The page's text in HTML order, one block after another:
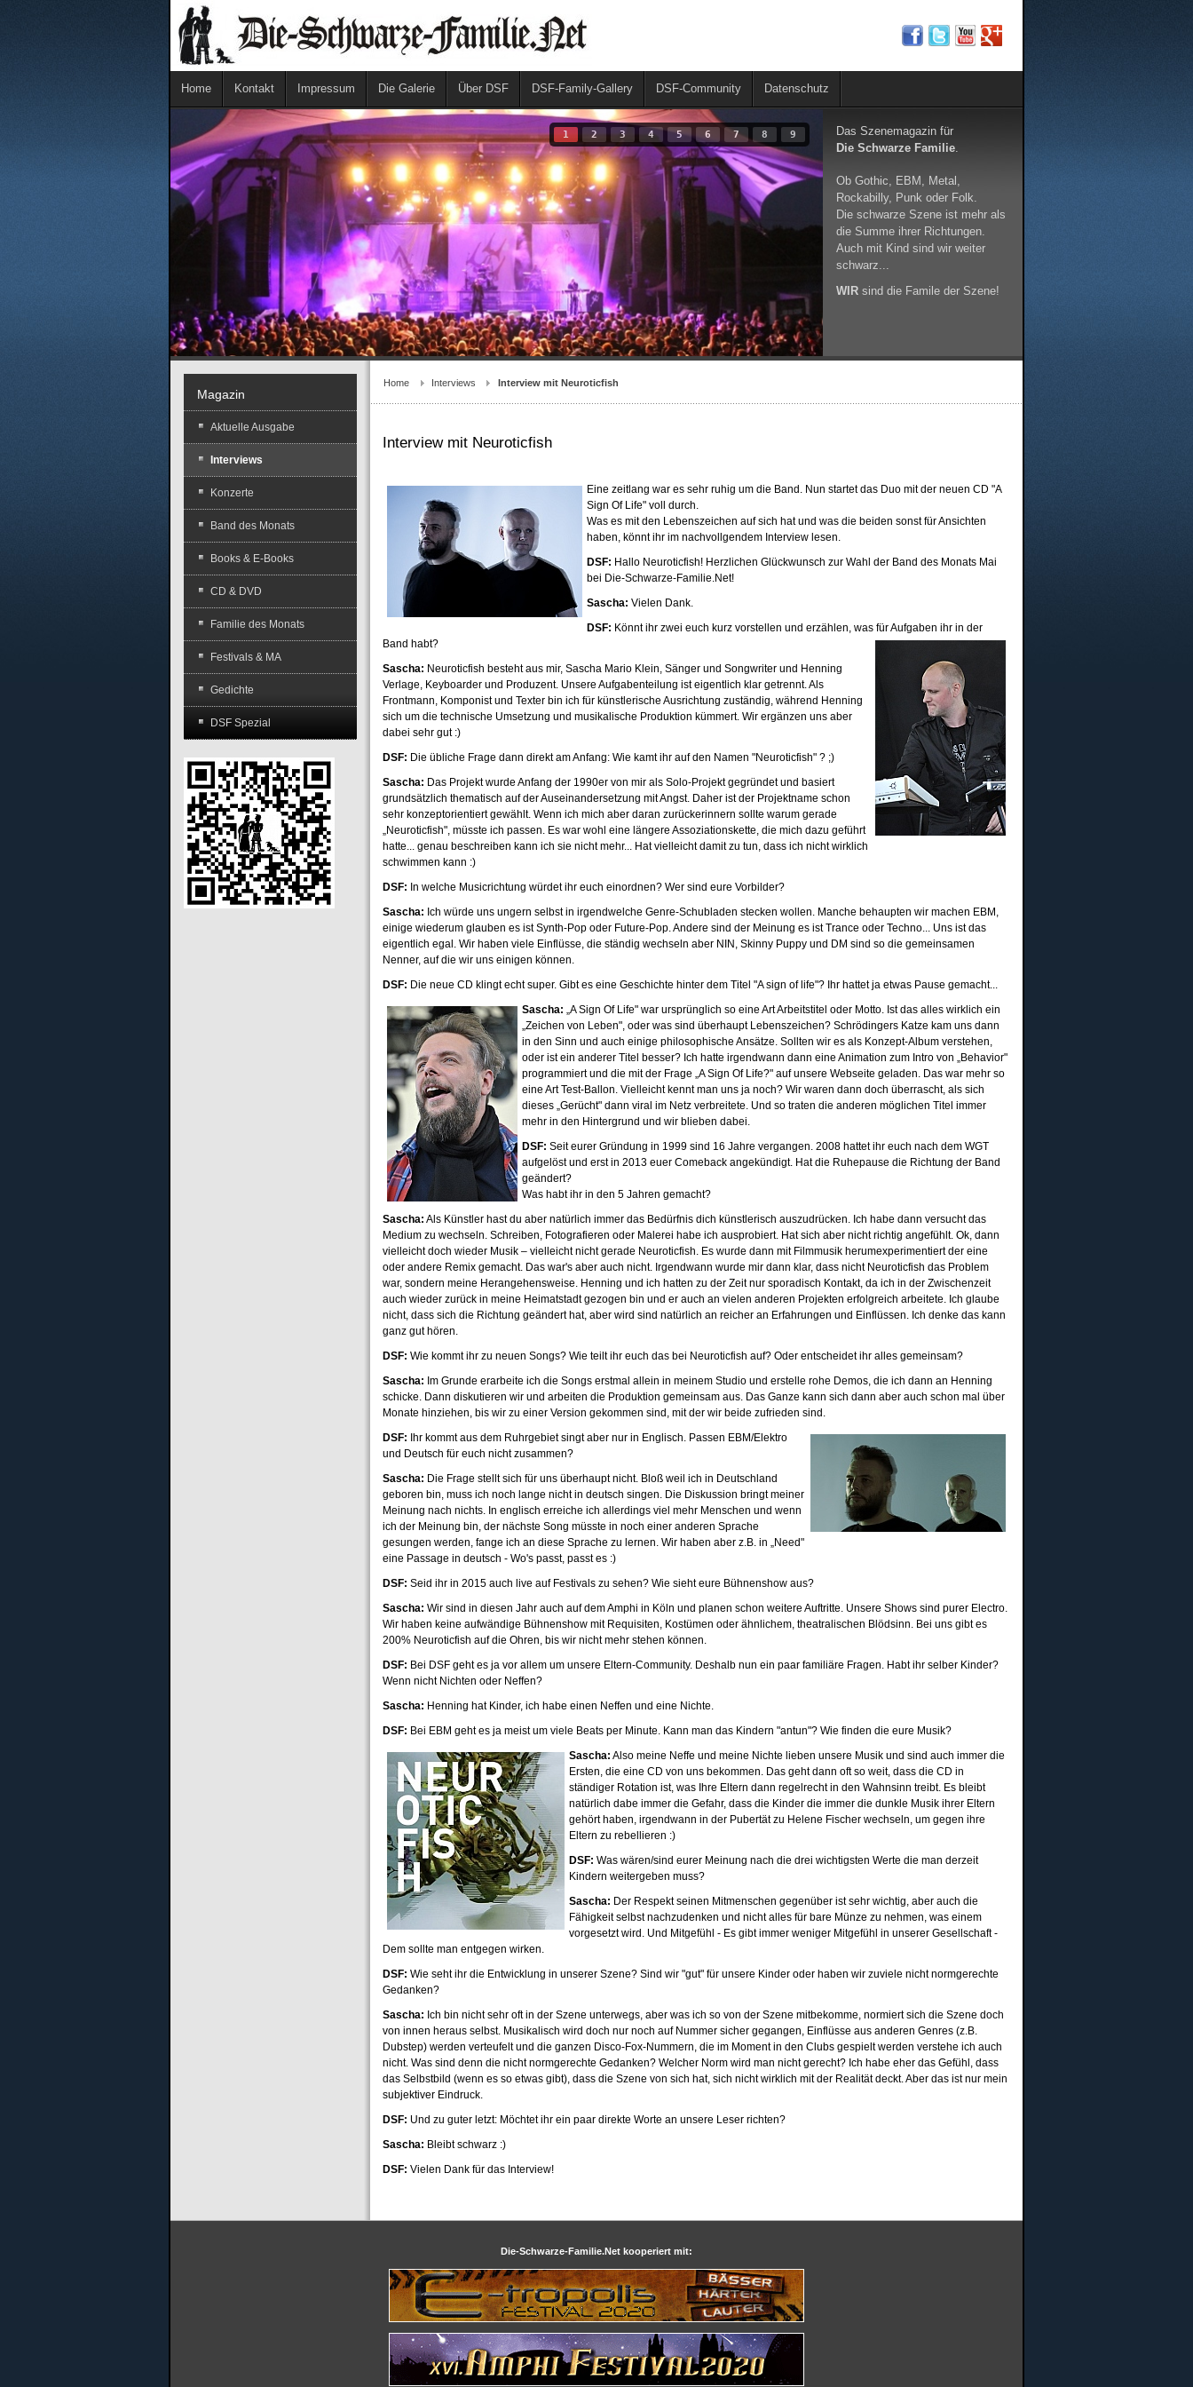
Home Kontakt Impressum Die Galerie Über DSF DSF-Family-Gallery DSF-Community Datenschutz
1 2 3 4 5 6 7 8 9
Das Szenemagazin für
Die Schwarze Familie.
Ob Gothic, EBM, Metal,
Rockabilly, Punk oder Folk.
Die schwarze Szene ist mehr als
die Summe ihrer Richtungen.
Auch mit Kind sind wir weiter
schwarz...
WIR sind die Famile der Szene!
Home Interviews Interview mit Neuroticfish
Interview mit Neuroticfish
Eine zeitlang war es sehr ruhig um die Band. Nun startet das Duo mit der neuen CD "A
Sign Of Life" voll durch.
Was es mit den Lebenszeichen auf sich hat und was die beiden sonst für Ansichten
haben, könnt ihr im nachvollgendem Interview lesen.
DSF: Hallo Neuroticfish! Herzlichen Glückwunsch zur Wahl der Band des Monats Mai
bei Die-Schwarze-Familie.Net!
Sascha: Vielen Dank.
DSF: Könnt ihr zwei euch kurz vorstellen und erzählen, was für Aufgaben ihr in der
Band habt?
Sascha: Neuroticfish besteht aus mir, Sascha Mario Klein, Sänger und Songwriter und Henning
Verlage, Keyboarder und Produzent. Unsere Aufgabenteilung ist eigentlich klar getrennt. Als
Frontmann, Komponist und Texter bin ich für künstlerische Ausrichtung zuständig, während Henning
sich um die technische Umsetzung und musikalische Produktion kümmert. Wir ergänzen uns aber
dabei sehr gut :)
DSF: Die übliche Frage dann direkt am Anfang: Wie kamt ihr auf den Namen "Neuroticfish" ? ;)
Sascha: Das Projekt wurde Anfang der 1990er von mir als Solo-Projekt gegründet und basiert
grundsätzlich thematisch auf der Auseinandersetzung mit Angst. Daher ist der Projektname schon
sehr konzeptorientiert gewählt. Wenn ich mich aber daran zurückerinnern sollte warum gerade
„Neuroticfish", müsste ich passen. Es war wohl eine längere Assoziationskette, die mich dazu geführt
hatte... genau beschreiben kann ich sie nicht mehr... Hat vielleicht damit zu tun, dass ich nicht wirklich
schwimmen kann :)
DSF: In welche Musicrichtung würdet ihr euch einordnen? Wer sind eure Vorbilder?
Sascha: Ich würde uns ungern selbst in irgendwelche Genre-Schubladen stecken wollen. Manche behaupten wir machen EBM,
einige wiederum glauben es ist Synth-Pop oder Future-Pop. Andere sind der Meinung es ist Trance oder Techno... Uns ist das
eigentlich egal. Wir haben viele Einflüsse, die ständig wechseln aber NIN, Skinny Puppy und DM sind so die gemeinsamen
Nenner, auf die wir uns einigen können.
DSF: Die neue CD klingt echt super. Gibt es eine Geschichte hinter dem Titel "A sign of life"? Ihr hattet ja etwas Pause gemacht...
Sascha: „A Sign Of Life" war ursprünglich so eine Art Arbeitstitel oder Motto. Ist das alles wirklich ein
„Zeichen von Leben", oder was sind überhaupt Lebenszeichen? Schrödingers Katze kam uns dann
in den Sinn und auch einige philosophische Ansätze. Sollten wir es als Konzept-Album verstehen,
oder ist ein anderer Titel besser? Ich hatte irgendwann dann eine Animation zum Intro von „Behavior"
programmiert und die mit der Frage „A Sign Of Life?" auf unsere Webseite geladen. Das war mehr so
eine Art Test-Ballon. Vielleicht kennt man uns ja noch? Wir waren dann doch überrascht, als sich
dieses „Gerücht" dann viral im Netz verbreitete. Und so traten die anderen möglichen Titel immer
mehr in den Hintergrund und wir blieben dabei.
DSF: Seit eurer Gründung in 1999 sind 16 Jahre vergangen. 2008 hattet ihr euch nach dem WGT
aufgelöst und erst in 2013 euer Comeback angekündigt. Hat die Ruhepause die Richtung der Band
geändert?
Was habt ihr in den 5 Jahren gemacht?
Sascha: Als Künstler hast du aber natürlich immer das Bedürfnis dich künstlerisch auszudrücken. Ich habe dann versucht das
Medium zu wechseln. Schreiben, Fotografieren oder Malerei habe ich ausprobiert. Hat sich aber nicht richtig angefühlt. Ok, dann
vielleicht doch wieder Musik – vielleicht nicht gerade Neuroticfish. Es wurde dann mit Filmmusik herumexperimentiert der eine
oder andere Remix gemacht. Das war's aber auch nicht. Irgendwann wurde mir dann klar, dass nicht Neuroticfish das Problem
war, sondern meine Herangehensweise. Henning und ich hatten zu der Zeit nur sporadisch Kontakt, da ich in der Zwischenzeit
auch wieder zurück in meine Heimatstadt gezogen bin und er auch an vielen anderen Projekten erfolgreich arbeitete. Ich glaube
nicht, dass sich die Richtung geändert hat, aber wird sind natürlich an reicher an Erfahrungen und Einflüssen. Ich denke das kann
ganz gut hören.
DSF: Wie kommt ihr zu neuen Songs? Wie teilt ihr euch das bei Neuroticfish auf? Oder entscheidet ihr alles gemeinsam?
Sascha: Im Grunde erarbeite ich die Songs erstmal allein in meinem Studio und erstelle rohe Demos, die ich dann an Henning
schicke. Dann diskutieren wir und arbeiten die Produktion gemeinsam aus. Das Ganze kann sich dann aber auch schon mal über
Monate hinziehen, bis wir zu einer Version gekommen sind, mit der wir beide zufrieden sind.
DSF: Ihr kommt aus dem Ruhrgebiet singt aber nur in Englisch. Passen EBM/Elektro
und Deutsch für euch nicht zusammen?
Sascha: Die Frage stellt sich für uns überhaupt nicht. Bloß weil ich in Deutschland
geboren bin, muss ich noch lange nicht in deutsch singen. Die Diskussion bringt meiner
Meinung nach nichts. In englisch erreiche ich allerdings viel mehr Menschen und wenn
ich der Meinung bin, der nächste Song müsste in noch einer anderen Sprache
gesungen werden, fange ich an diese Sprache zu lernen. Wir haben aber z.B. in „Need"
eine Passage in deutsch - Wo's passt, passt es :)
DSF: Seid ihr in 2015 auch live auf Festivals zu sehen? Wie sieht eure Bühnenshow aus?
Sascha: Wir sind in diesen Jahr auch auf dem Amphi in Köln und planen schon weitere Auftritte. Unsere Shows sind purer Electro.
Wir haben keine aufwändige Bühnenshow mit Requisiten, Kostümen oder ähnlichem, theatralischen Blödsinn. Bei uns gibt es
200% Neuroticfish auf die Ohren, bis wir nicht mehr stehen können.
DSF: Bei DSF geht es ja vor allem um unsere Eltern-Community. Deshalb nun ein paar familiäre Fragen. Habt ihr selber Kinder?
Wenn nicht Nichten oder Neffen?
Sascha: Henning hat Kinder, ich habe einen Neffen und eine Nichte.
DSF: Bei EBM geht es ja meist um viele Beats per Minute. Kann man das Kindern "antun"? Wie finden die eure Musik?
Sascha: Also meine Neffe und meine Nichte lieben unsere Musik und sind auch immer die
Ersten, die eine CD von uns bekommen. Das geht dann oft so weit, dass die CD in
ständiger Rotation ist, was Ihre Eltern dann regelrecht in den Wahnsinn treibt. Es bleibt
natürlich dabe immer die Gefahr, dass die Kinder die immer die dunkle Musik ihrer Eltern
gehört haben, irgendwann in der Pubertät zu Helene Fischer wechseln, um gegen ihre
Eltern zu rebellieren :)
DSF: Was wären/sind eurer Meinung nach die drei wichtigsten Werte die man derzeit
Kindern weitergeben muss?
Sascha: Der Respekt seinen Mitmenschen gegenüber ist sehr wichtig, aber auch die
Fähigkeit selbst nachzudenken und nicht alles für bare Münze zu nehmen, was einem
vorgesetzt wird. Und Mitgefühl - Es gibt immer weniger Mitgefühl in unserer Gesellschaft -
Dem sollte man entgegen wirken.
DSF: Wie seht ihr die Entwicklung in unserer Szene? Sind wir "gut" für unsere Kinder oder haben wir zuviele nicht normgerechte
Gedanken?
Sascha: Ich bin nicht sehr oft in der Szene unterwegs, aber was ich so von der Szene mitbekomme, normiert sich die Szene doch
von innen heraus selbst. Musikalisch wird doch nur noch auf Nummer sicher gegangen, Einflüsse aus anderen Genres (z.B.
Dubstep) werden verteufelt und die ganzen Disco-Fox-Nummern, die im Moment in den Clubs gespielt werden verstehe ich auch
nicht. Was sind denn die nicht normgerechte Gedanken? Welcher Norm wird man nicht gerecht? Ich habe eher das Gefühl, dass
das Selbstbild (wenn es so etwas gibt), dass die Szene von sich hat, sich nicht wirklich mit der Realität deckt. Aber das ist nur mein
subjektiver Eindruck.
DSF: Und zu guter letzt: Möchtet ihr ein paar direkte Worte an unsere Leser richten?
Sascha: Bleibt schwarz :)
DSF: Vielen Dank für das Interview!
Magazin
Aktuelle Ausgabe
Interviews
Konzerte
Band des Monats
Books & E-Books
CD & DVD
Familie des Monats
Festivals & MA
Gedichte
DSF Spezial
Die-Schwarze-Familie.Net kooperiert mit: